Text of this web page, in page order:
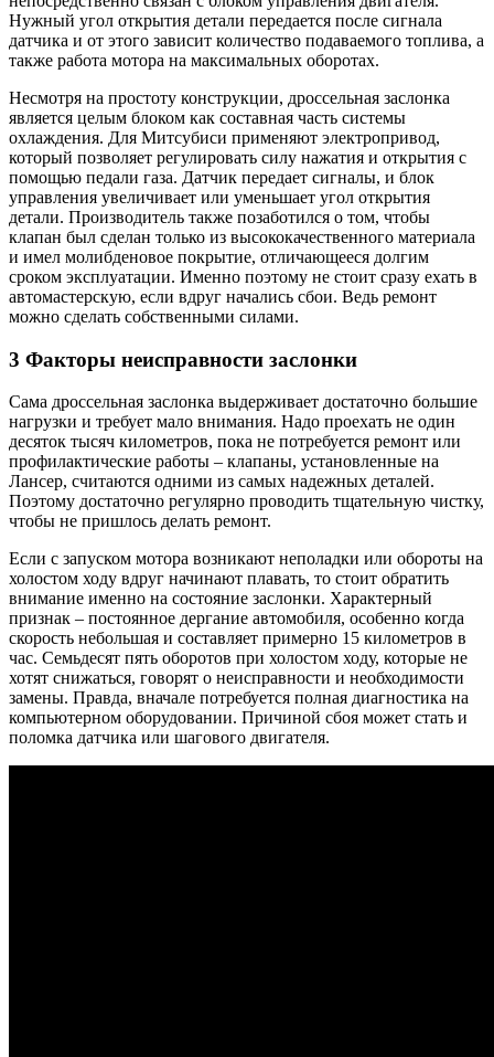
Нужный угол открытия детали передается после сигнала
датчика и от этого зависит количество подаваемого топлива, а
также работа мотора на максимальных оборотах.
Несмотря на простоту конструкции, дроссельная заслонка
является целым блоком как составная часть системы
охлаждения. Для Митсубиси применяют электропривод,
который позволяет регулировать силу нажатия и открытия с
помощью педали газа. Датчик передает сигналы, и блок
управления увеличивает или уменьшает угол открытия
детали. Производитель также позаботился о том, чтобы
клапан был сделан только из высококачественного материала
и имел молибденовое покрытие, отличающееся долгим
сроком эксплуатации. Именно поэтому не стоит сразу ехать в
автомастерскую, если вдруг начались сбои. Ведь ремонт
можно сделать собственными силами.
3 Факторы неисправности заслонки
Сама дроссельная заслонка выдерживает достаточно большие
нагрузки и требует мало внимания. Надо проехать не один
десяток тысяч километров, пока не потребуется ремонт или
профилактические работы – клапаны, установленные на
Лансер, считаются одними из самых надежных деталей.
Поэтому достаточно регулярно проводить тщательную чистку,
чтобы не пришлось делать ремонт.
Если с запуском мотора возникают неполадки или обороты на
холостом ходу вдруг начинают плавать, то стоит обратить
внимание именно на состояние заслонки. Характерный
признак – постоянное дергание автомобиля, особенно когда
скорость небольшая и составляет примерно 15 километров в
час. Семьдесят пять оборотов при холостом ходу, которые не
хотят снижаться, говорят о неисправности и необходимости
замены. Правда, вначале потребуется полная диагностика на
компьютерном оборудовании. Причиной сбоя может стать и
поломка датчика или шагового двигателя.